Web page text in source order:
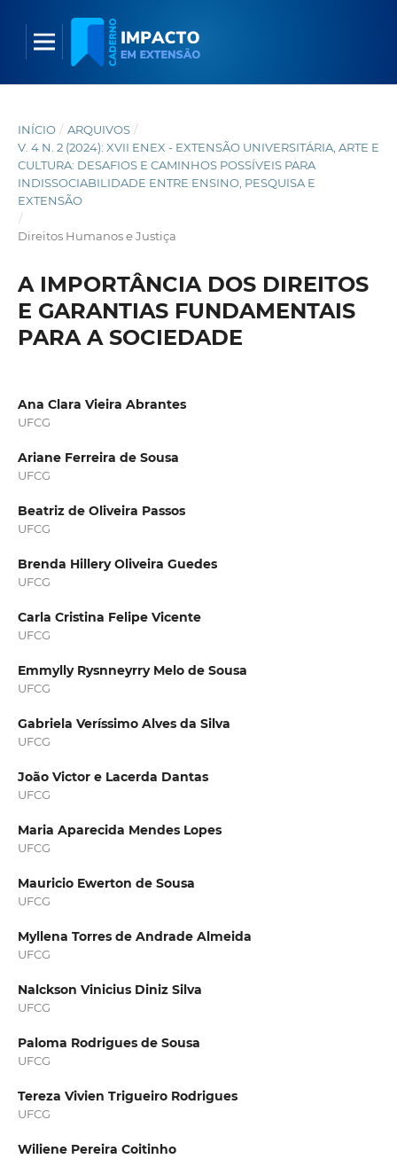
INÍCIO / ARQUIVOS /
V. 4 N. 2 (2024): XVII ENEX - EXTENSÃO UNIVERSITÁRIA, ARTE E
CULTURA: DESAFIOS E CAMINHOS POSSÍVEIS PARA
INDISSOCIABILIDADE ENTRE ENSINO, PESQUISA E
EXTENSÃO
/
Direitos Humanos e Justiça
A IMPORTÂNCIA DOS DIREITOS
E GARANTIAS FUNDAMENTAIS
PARA A SOCIEDADE
Ana Clara Vieira Abrantes
UFCG
Ariane Ferreira de Sousa
UFCG
Beatriz de Oliveira Passos
UFCG
Brenda Hillery Oliveira Guedes
UFCG
Carla Cristina Felipe Vicente
UFCG
Emmylly Rysnneyrry Melo de Sousa
UFCG
Gabriela Veríssimo Alves da Silva
UFCG
João Victor e Lacerda Dantas
UFCG
Maria Aparecida Mendes Lopes
UFCG
Mauricio Ewerton de Sousa
UFCG
Myllena Torres de Andrade Almeida
UFCG
Nalckson Vinicius Diniz Silva
UFCG
Paloma Rodrigues de Sousa
UFCG
Tereza Vivien Trigueiro Rodrigues
UFCG
Wiliene Pereira Coitinho